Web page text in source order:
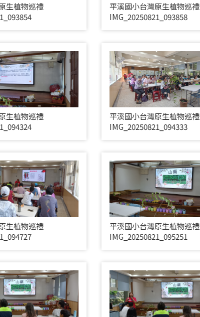
生植物巡禮
平溪國小台灣原生植物巡禮
IMG_20250821_093858
生植物巡禮
平溪國小台灣原生植物巡禮
IMG_20250821_094333
生植物巡禮
平溪國小台灣原生植物巡禮
IMG_20250821_095251